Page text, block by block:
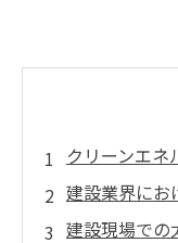
クリーンエネ
建設業界にお
建設現場での